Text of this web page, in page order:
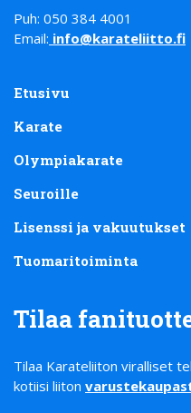
Puh: 050 384 4001
Email: info@karateliitto.fi
Etusivu
Karate
Olympiakarate
Seuroille
Lisenssi ja vakuutukset
Tuomaritoiminta
Tilaa
Tilaa Karateliiton viralliset
kotiisi liiton